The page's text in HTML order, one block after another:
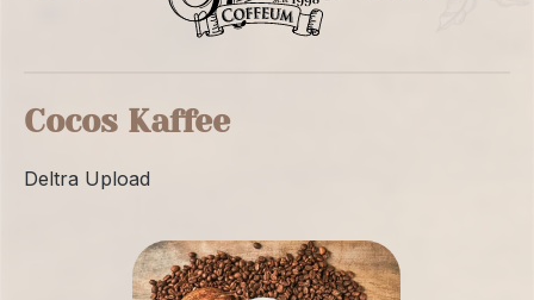
Cocos Kaffee
Deltra Upload